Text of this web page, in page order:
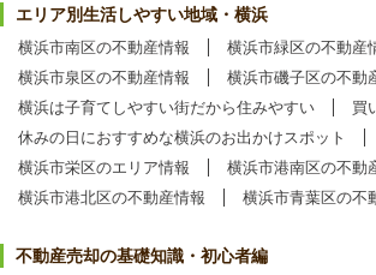
エリア別生活しやすい地域・横浜
横浜市南区の不動産情報 横浜市緑区の不動産
横浜市泉区の不動産情報
横浜市磯子区の不動
横浜は子育てしやすい街だから住みやすい
買
休みの日におすすめな横浜のお出かけスポット
横浜市栄区のエリア情報
横浜市港南区の不動
横浜市港北区の不動産情報
横浜市青葉区の不
不動産売却の基礎知識・初心者編